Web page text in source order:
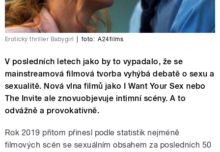
Erotický thriller Babygirl foto: A24films
V posledních letech jako by to vypadalo, že se
mainstreamová filmová tvorba vyhýbá debatě o sexu a
sexualitě. Nová vlna filmů jako I Want Your Sex nebo
The Invite ale znovuobjevuje intimní scény. A to
odvážně a provokativně.
Rok 2019 přitom přinesl podle statistik nejméně
filmových scén se sexuálním obsahem za posledních 50